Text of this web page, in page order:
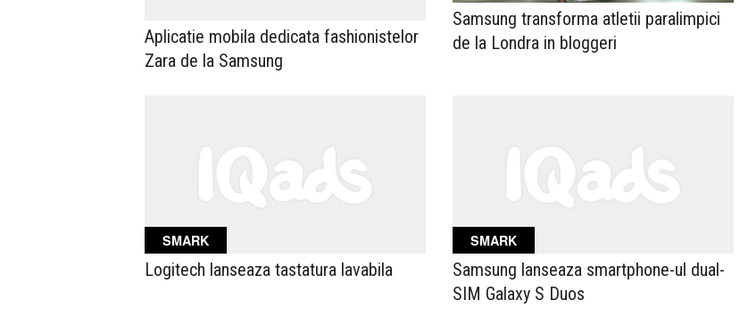
Aplicatie mobila dedicata fashionistelor
Zara de la Samsung
Samsung transforma atletii paralimpici
de la Londra in bloggeri
SMARK
Logitech lanseaza tastatura lavabila
SMARK
Samsung lanseaza smartphone-ul dual-
SIM Galaxy S Duos